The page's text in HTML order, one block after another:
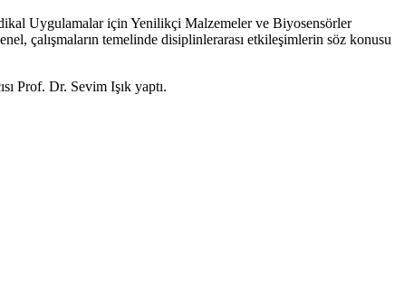
Uygulamalar için Yenilikçi Malzemeler ve Biyosensörler
çalışmaların temelinde disiplinlerarası etkileşimlerin söz konusu
Prof. Dr. Sevim Işık yaptı.